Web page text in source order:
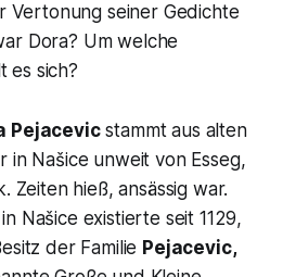
Vertonung seiner Gedichte
Dora? Um welche
es sich?
Pejacevicstammt aus alten
in Našice unweit von Esseg,
Zeiten hieß, ansässig war.
Našice existierte seit 1129,
der Familie Pejacevic,